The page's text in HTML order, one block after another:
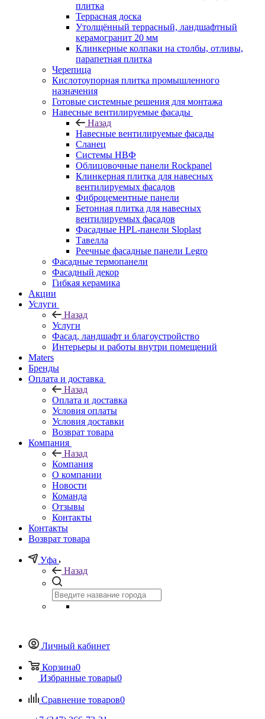
плитка
Террасная доска
Утолщённый террасный, ландшафтный
керамогранит 20 мм
Клинкерные колпаки на столбы, отливы,
парапетная плитка
Черепица
Кислотоупорная плитка промышленного
назначения
Готовые системные решения для монтажа
Навесные вентилируемые фасады
Назад
Навесные вентилируемые фасады
Сланец
Системы НВФ
Облицовочные панели Rockpanel
Клинкерная плитка для навесных
вентилируемых фасадов
Фиброцементные панели
Бетонная плитка для навесных
вентилируемых фасадов
Фасадные HPL-панели Sloplast
Тавелла
Реечные фасадные панели Legro
Фасадные термопанели
Фасадный декор
Гибкая керамика
Акции
Услуги
Назад
Услуги
Фасад, ландшафт и благоустройство
Интерьеры и работы внутри помещений
Maters
Бренды
Оплата и доставка
Назад
Оплата и доставка
Условия оплаты
Условия доставки
Возврат товара
Компания
Назад
Компания
О компании
Новости
Команда
Отзывы
Контакты
Контакты
Возврат товара
Уфа
Назад
Личный кабинет
Корзина0
Избранные товары0
Сравнение товаров0